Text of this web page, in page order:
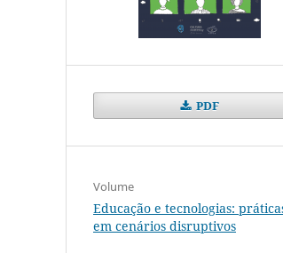
PDF
Volume
Educação e tecnologias:
em cenários disruptivos